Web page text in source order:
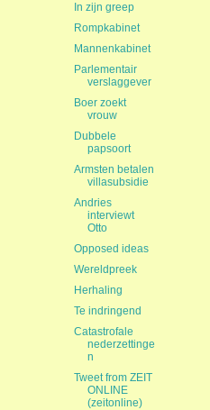
In zijn greep
Rompkabinet
Mannenkabinet
Parlementair
verslaggever
Boer zoekt
vrouw
Dubbele
papsoort
Armsten betalen
villasubsidie
Andries
interviewt
Otto
Opposed ideas
Wereldpreek
Herhaling
Te indringend
Catastrofale
nederzettinge
n
Tweet from ZEIT
ONLINE
(zeitonline)